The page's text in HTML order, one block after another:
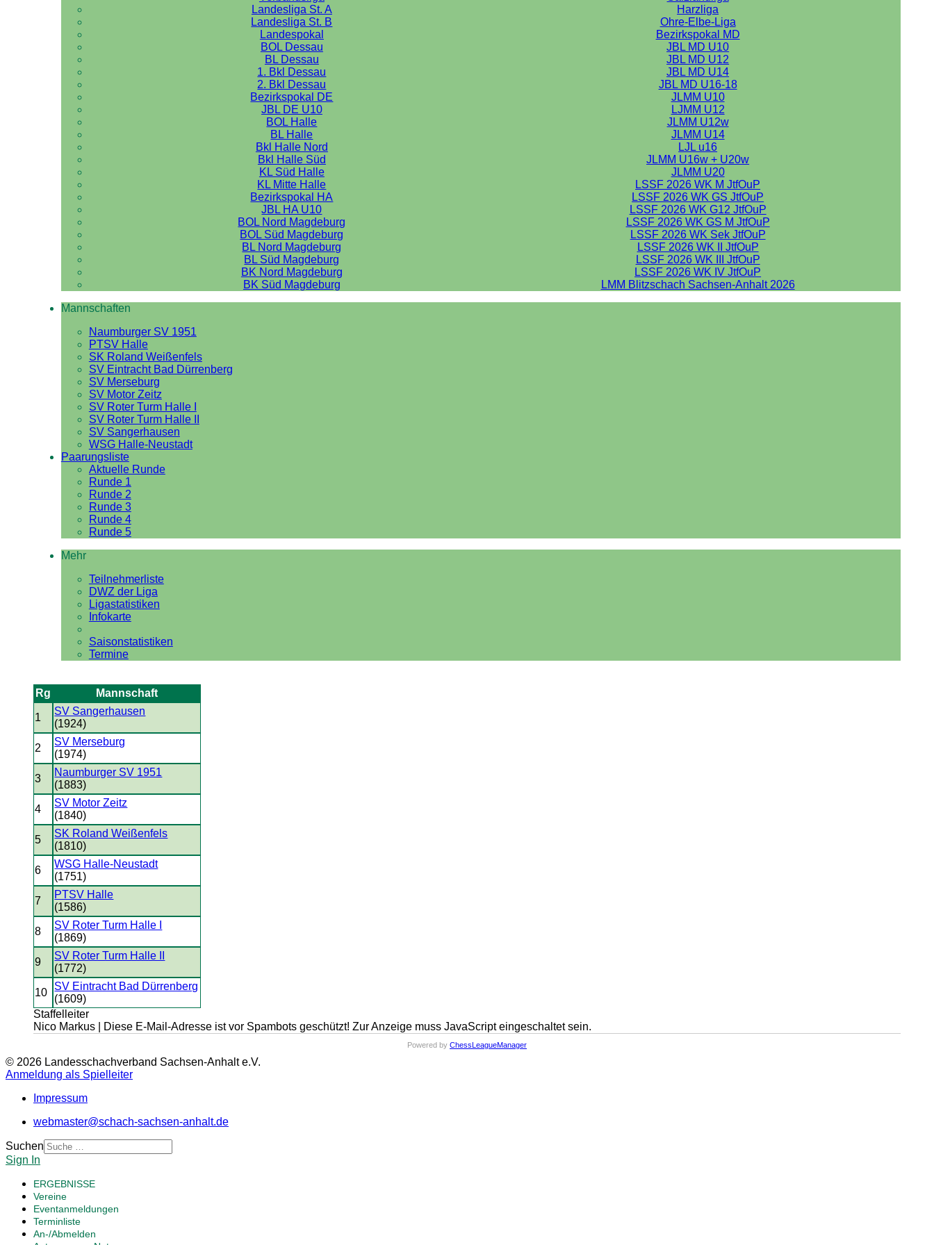
Landesliga St. A
Harzliga
Landesliga St. B
Ohre-Elbe-Liga
Landespokal
Bezirkspokal MD
BOL Dessau
JBL MD U10
BL Dessau
JBL MD U12
1. Bkl Dessau
JBL MD U14
2. Bkl Dessau
JBL MD U16-18
Bezirkspokal DE
JLMM U10
JBL DE U10
LJMM U12
BOL Halle
JLMM U12w
BL Halle
JLMM U14
Bkl Halle Nord
LJL u16
Bkl Halle Süd
JLMM U16w + U20w
KL Süd Halle
JLMM U20
KL Mitte Halle
LSSF 2026 WK M JtfOuP
Bezirkspokal HA
LSSF 2026 WK GS JtfOuP
JBL HA U10
LSSF 2026 WK G12 JtfOuP
BOL Nord Magdeburg
LSSF 2026 WK GS M JtfOuP
BOL Süd Magdeburg
LSSF 2026 WK Sek JtfOuP
BL Nord Magdeburg
LSSF 2026 WK II JtfOuP
BL Süd Magdeburg
LSSF 2026 WK III JtfOuP
BK Nord Magdeburg
LSSF 2026 WK IV JtfOuP
BK Süd Magdeburg
LMM Blitzschach Sachsen-Anhalt 2026
Mannschaften
Naumburger SV 1951
PTSV Halle
SK Roland Weißenfels
SV Eintracht Bad Dürrenberg
SV Merseburg
SV Motor Zeitz
SV Roter Turm Halle I
SV Roter Turm Halle II
SV Sangerhausen
WSG Halle-Neustadt
Paarungsliste
Aktuelle Runde
Runde 1
Runde 2
Runde 3
Runde 4
Runde 5
Mehr
Teilnehmerliste
DWZ der Liga
Ligastatistiken
Infokarte
Saisonstatistiken
Termine
Rg Mannschaft
1
SV Sangerhausen
(1924)
2
SV Merseburg
(1974)
3
Naumburger SV 1951
(1883)
4
SV Motor Zeitz
(1840)
5
SK Roland Weißenfels
(1810)
6
WSG Halle-Neustadt
(1751)
7
PTSV Halle
(1586)
8
SV Roter Turm Halle I
(1869)
9
SV Roter Turm Halle II
(1772)
10
SV Eintracht Bad Dürrenberg
(1609)
Staffelleiter
Nico Markus |
Diese E-Mail-Adresse ist vor Spambots geschützt! Zur Anzeige muss JavaScript eingeschaltet sein.
Powered by ChessLeagueManager
© 2026 Landesschachverband Sachsen-Anhalt e.V.
Anmeldung als Spielleiter
Impressum
webmaster@schach-sachsen-anhalt.de
Suchen
Sign In
ERGEBNISSE
Vereine
Eventanmeldungen
Terminliste
An-/Abmelden